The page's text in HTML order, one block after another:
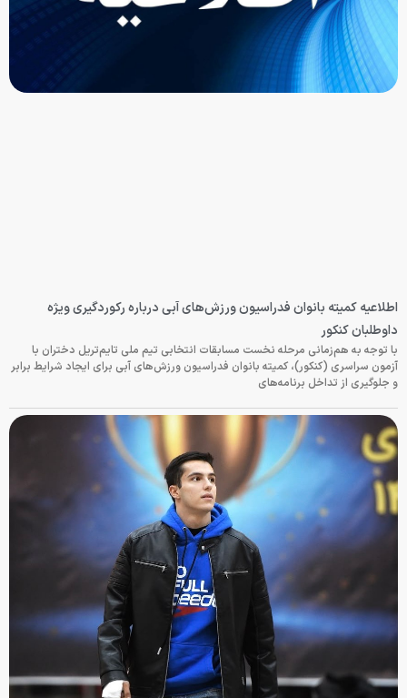
اطلاعیه کمیته بانوان فدراسیون ورزش‌های آبی درباره رکوردگیری ویژه
داوطلبان کنکور
با توجه به هم‌زمانی مرحله نخست مسابقات انتخابی تیم ملی تایم‌تریل دختران با
آزمون سراسری (کنکور)، کمیته بانوان فدراسیون ورزش‌های آبی برای ایجاد شرایط برابر
و جلوگیری از تداخل برنامه‌های